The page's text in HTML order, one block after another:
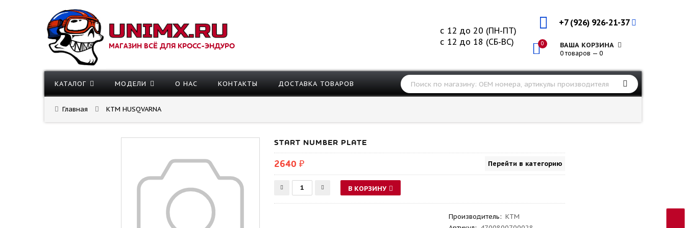
МАГАЗИН ВСЁ ДЛЯ КРОСС-ЭНДУРО
+7 (926) 926-21-37
0 ВАША КОРЗИНА
0 товаров — 0
с 12 до 20 (ПН-ПТ)
с 12 до 18 (СБ-ВС)
КАТАЛОГ МОДЕЛИ О НАС КОНТАКТЫ ДОСТАВКА ТОВАРОВ
Главная KTM HUSQVARNA
START NUMBER PLATE
2640 ₽ Перейти в категорию
В КОРЗИНУ
Производитель: KTM